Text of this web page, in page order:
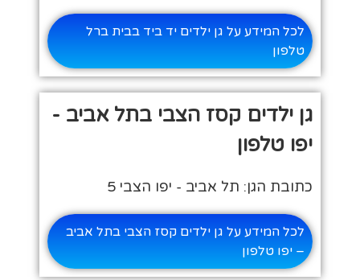
לכל המידע על גן ילדים יד ביד בבית ברל
טלפון
גן ילדים קסז הצבי בתל אביב -
יפו טלפון
כתובת הגן: תל אביב - יפו הצבי 5
לכל המידע על גן ילדים קסז הצבי בתל אביב
– יפו טלפון